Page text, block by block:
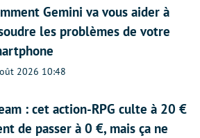
Gemini va vous aider à
les problèmes de votre
2026 10:48
: cet action-RPG culte à 20 €
de passer à 0 €, mais ça ne